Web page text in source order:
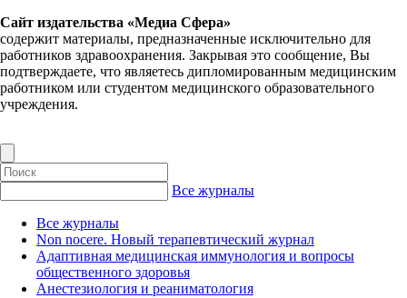
Сайт издательства «Медиа Сфера»
содержит материалы, предназначенные исключительно для
работников здравоохранения. Закрывая это сообщение, Вы
подтверждаете, что являетесь дипломированным медицинским
работником или студентом медицинского образовательного
учреждения.
Все журналы
Все журналы
Non nocere. Новый терапевтический журнал
Адаптивная медицинская иммунология и вопросы
общественного здоровья
Анестезиология и реаниматология